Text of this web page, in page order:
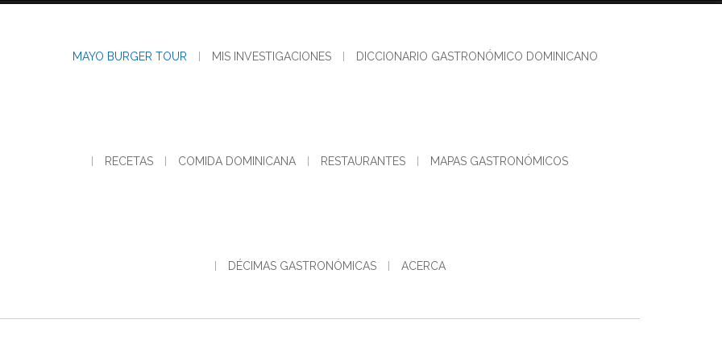
MAYO BURGER TOUR MIS INVESTIGACIONES DICCIONARIO GASTRONÓMICO DOMINICANO
RECETAS COMIDA DOMINICANA RESTAURANTES MAPAS GASTRONÓMICOS
DÉCIMAS GASTRONÓMICAS ACERCA